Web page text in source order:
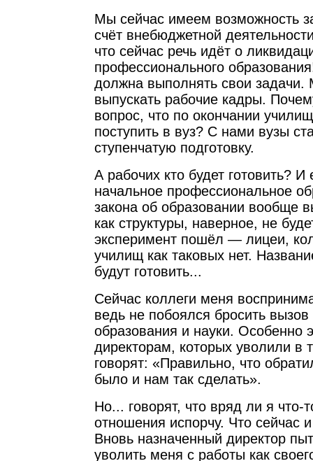
Мы сейчас имеем возможность
счёт внебюджетной
что сейчас речь идёт о
профессионального
должна выполнять свои
выпускать рабочие кадры.
вопрос, что по окончании
поступить в вуз? С нами вузы
ступенчатую подготовку.
А рабочих кто будет готовить?
начальное профессиональное
закона об образовании вообще
как структуры, наверное, не
эксперимент пошёл — лицеи,
училищ как таковых нет.
будут готовить...
Сейчас коллеги меня
ведь не побоялся бросить
образования и науки. Особенно
директорам, которых уволили в
говорят: «Правильно, что
было и нам так сделать».
Но... говорят, что вряд ли я что-
отношения испорчу. Что сейчас
Вновь назначенный директор
уволить меня с работы как